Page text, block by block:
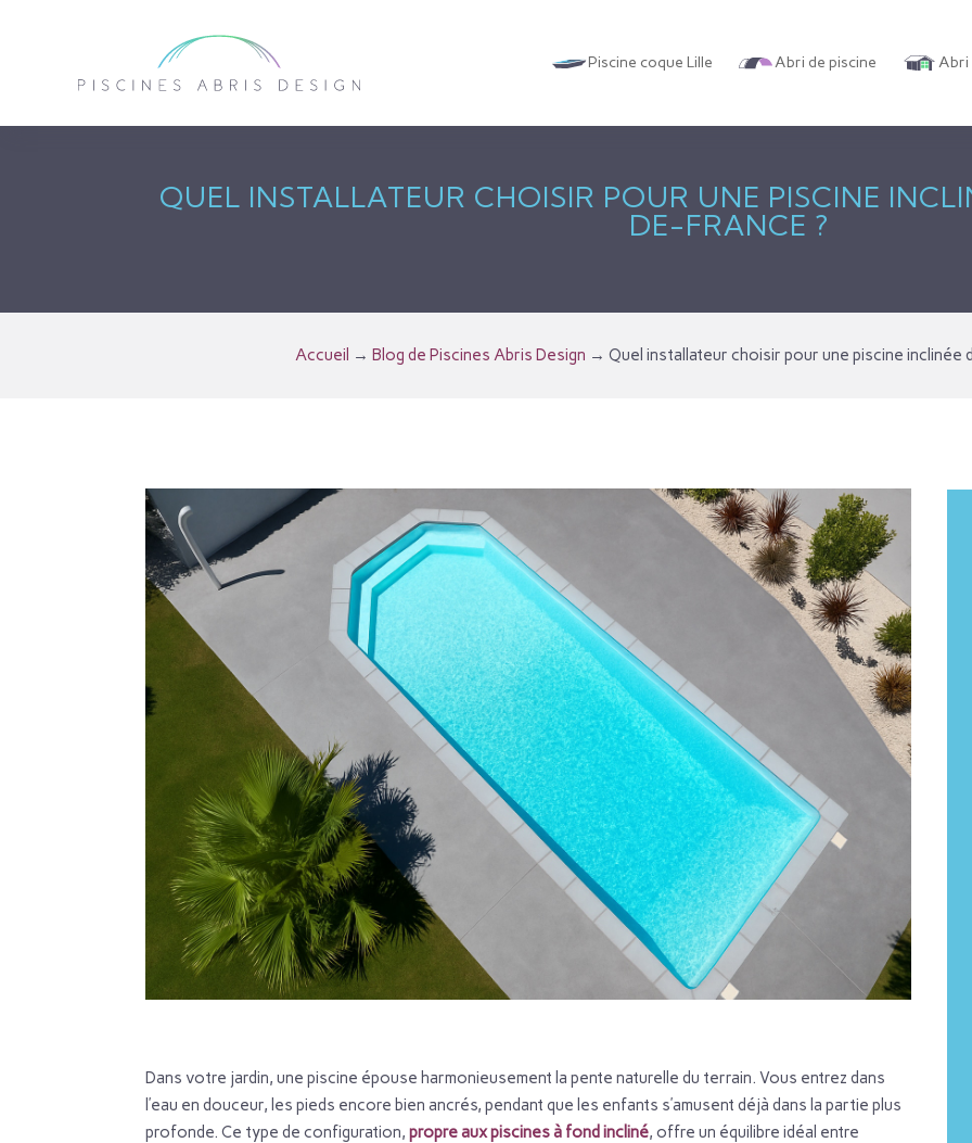
Piscine coque Lille Abri de piscine Abri
QUEL INSTALLATEUR CHOISIR POUR UNE PISCINE
DE-FRANCE ?
Accueil → Blog de Piscines Abris Design → Quel installateur choisir pour une piscine inclinée
Dans votre jardin, une piscine épouse harmonieusement la pente naturelle du terrain. Vous entrez dans
l’eau en douceur, les pieds encore bien ancrés, pendant que les enfants s’amusent déjà dans la partie plus
profonde. Ce type de configuration,propre aux piscines à fond incliné, offre un équilibre idéal entre